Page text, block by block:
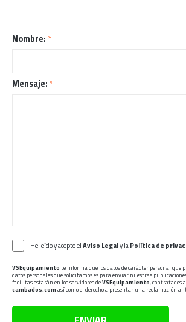
Nombre: *
Mensaje: *
He leído y acepto elAviso Legaly laPolítica de
VSEquipamiento te informa que los datos de carácter personal
datos personales que solicitamos es para enviar nuestras
facilitas estarán en los servidores deVSEquipamiento, contratados
cambados.com así como el derecho a presentar una reclamación